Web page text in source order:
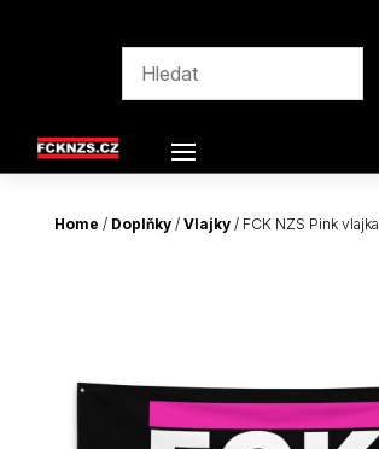
Home / Doplňky/ Vlajky/ FCK NZS Pink vlajka